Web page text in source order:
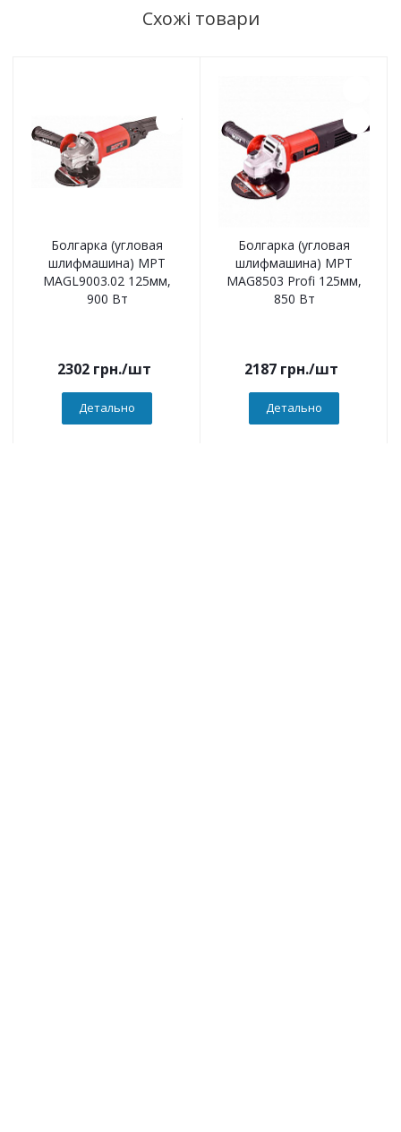
Схожі товари
Болгарка (угловая
шлифмашина) MPT
MAGL9003.02 125мм,
900 Вт
2302грн./шт
Детально
Болгарка (угловая
шлифмашина) MPT
MAG8503 Profi 125мм,
850 Вт
2187грн./шт
Детально